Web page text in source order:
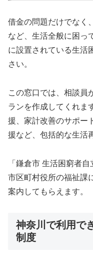
借金の問題だけでなく
など、生活全般に困っ
に設置されている生活
さい。
この窓口では、相談員
ランを作成してくれま
援、家計改善のサポー
援など、包括的な生活
「鎌倉市 生活困窮者
市区町村役所の福祉課
案内してもらえます。
神奈川で利用で
制度